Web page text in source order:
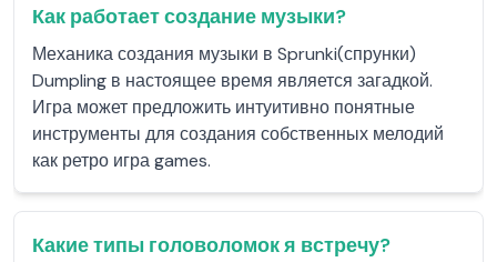
Как работает создание музыки?
Механика создания музыки в Sprunki(спрунки)
Dumpling в настоящее время является загадкой.
Игра может предложить интуитивно понятные
инструменты для создания собственных мелодий
как ретро игра games.
Какие типы головоломок я встречу?